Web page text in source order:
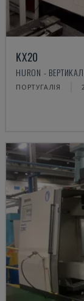
KX20
HURON -
ПОРТУГАЛІЯ